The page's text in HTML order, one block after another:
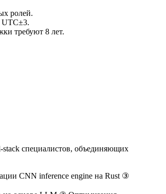
ролей.
UTC±3.
требуют 8 лет.
stack специалистов, объединяющих
CNN inference engine на Rust ③